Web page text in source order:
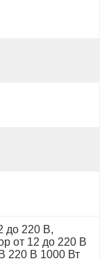
до 220 В,
от 12 до 220 В
220 В 1000 Вт